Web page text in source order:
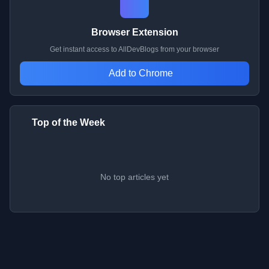
Browser Extension
Get instant access to AllDevBlogs from your browser
Add to Chrome
Top of the Week
No top articles yet